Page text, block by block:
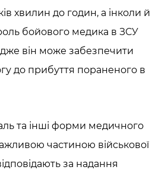
хвилин до годин, а інколи й
бойового медика в ЗСУ
він може забезпечити
до прибуття пораненого в
та інші форми медичного
частиною військової
за надання